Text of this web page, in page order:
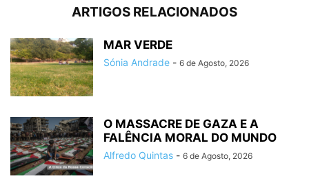
ARTIGOS RELACIONADOS
MAR VERDE
Sónia Andrade - 6 de Agosto, 2026
O MASSACRE DE GAZA E A
FALÊNCIA MORAL DO MUNDO
Alfredo Quintas - 6 de Agosto, 2026